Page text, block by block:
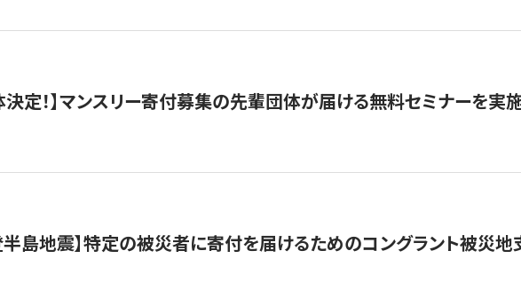
定！】マンスリー寄付募集の先輩団体が届ける無料セミナーを実
島地震】特定の被災者に寄付を届けるためのコングラント被災地